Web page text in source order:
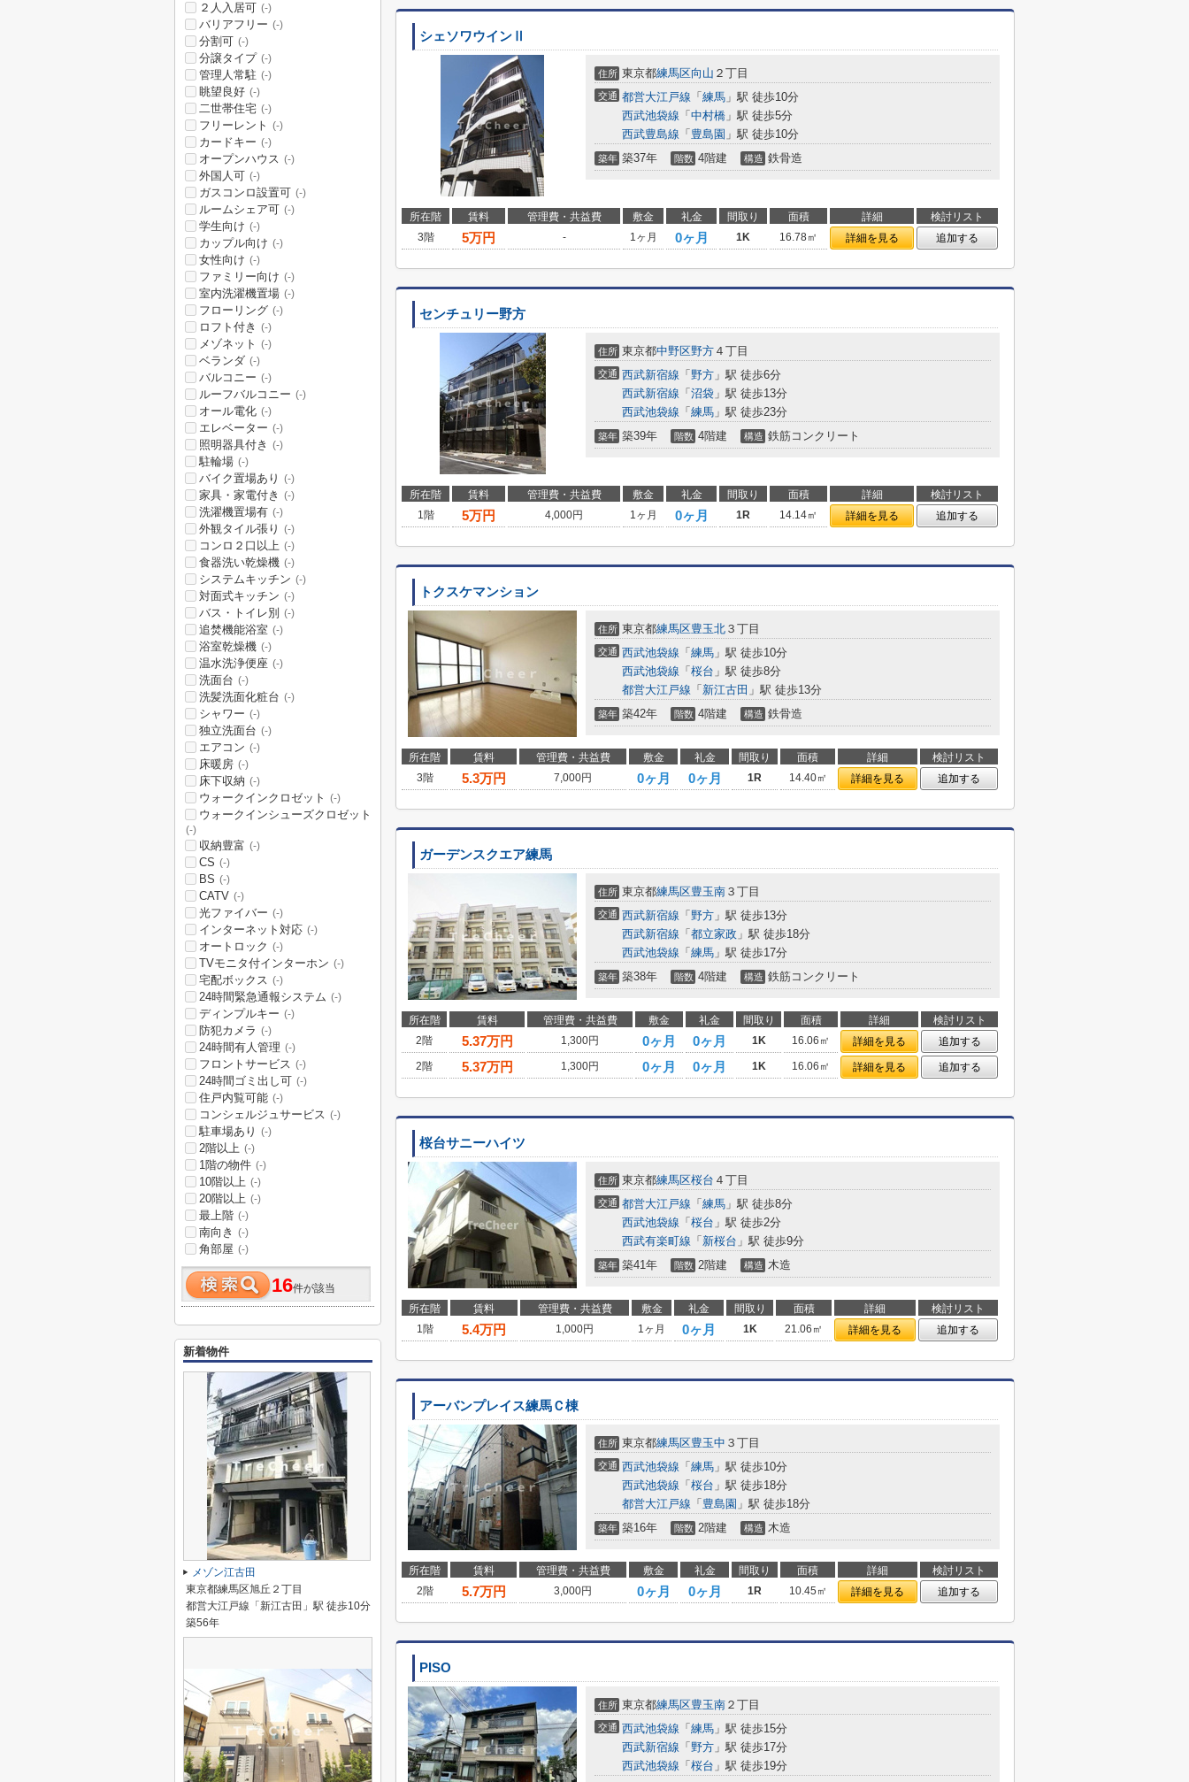
シェソワウインⅡ
住所 東京都練馬区向山 ２丁目
交通 都営大江戸線 「 練馬 」駅 徒歩10分
西武池袋線 「 中村橋 」駅 徒歩5分
西武豊島線 「 豊島園 」駅 徒歩10分
築年 築37年 階数 4階建 構造 鉄骨造
所在階 賃料 管理費・共益費 敷金 礼金 間取り 面積 詳細
検討リスト
3階
5万円 - 1ヶ月 0ヶ月 1K 16.78㎡ 詳細を見る 追加する
センチュリー野方
住所 東京都中野区野方 ４丁目
交通 西武新宿線 「 野方 」駅 徒歩6分
西武新宿線 「 沼袋 」駅 徒歩13分
西武池袋線 「 練馬 」駅 徒歩23分
築年 築39年 階数 4階建 構造 鉄筋コンクリート
所在階 賃料 管理費・共益費 敷金 礼金 間取り 面積 詳細
検討リスト
1階
5万円 4,000円 1ヶ月 0ヶ月 1R 14.14㎡ 詳細を見る 追加する
トクスケマンション
住所 東京都練馬区豊玉北 ３丁目
交通 西武池袋線 「 練馬 」駅 徒歩10分
西武池袋線 「 桜台 」駅 徒歩8分
都営大江戸線 「 新江古田 」駅 徒歩13分
築年 築42年 階数 4階建 構造 鉄骨造
所在階 賃料 管理費・共益費 敷金 礼金 間取り 面積 詳細
検討リスト
3階
5.3万円 7,000円 0ヶ月 0ヶ月 1R 14.40㎡ 詳細を見る 追加する
ガーデンスクエア練馬
住所 東京都練馬区豊玉南 ３丁目
交通 西武新宿線 「 野方 」駅 徒歩13分
西武新宿線 「 都立家政 」駅 徒歩18分
西武池袋線 「 練馬 」駅 徒歩17分
築年 築38年 階数 4階建 構造 鉄筋コンクリート
所在階 賃料 管理費・共益費 敷金 礼金 間取り 面積 詳細
検討リスト
2階
5.37万円 1,300円 0ヶ月 0ヶ月 1K 16.06㎡ 詳細を見る
追加する
2階
5.37万円 1,300円 0ヶ月 0ヶ月 1K 16.06㎡ 詳細を見る 追加する
桜台サニーハイツ
住所 東京都練馬区桜台 ４丁目
交通 都営大江戸線 「 練馬 」駅 徒歩8分
西武池袋線 「 桜台 」駅 徒歩2分
西武有楽町線 「 新桜台 」駅 徒歩9分
築年 築41年 階数 2階建 構造 木造
所在階 賃料 管理費・共益費 敷金 礼金 間取り 面積 詳細
検討リスト
1階
5.4万円 1,000円 1ヶ月 0ヶ月 1K 21.06㎡ 詳細を見る 追加する
アーバンプレイス練馬Ｃ棟
住所 東京都練馬区豊玉中 ３丁目
交通 西武池袋線 「 練馬 」駅 徒歩10分
西武池袋線 「 桜台 」駅 徒歩18分
都営大江戸線 「 豊島園 」駅 徒歩18分
築年 築16年 階数 2階建 構造 木造
所在階 賃料 管理費・共益費 敷金 礼金 間取り 面積 詳細
検討リスト
2階
5.7万円 3,000円 0ヶ月 0ヶ月 1R 10.45㎡ 詳細を見る 追加する
PISO
住所 東京都練馬区豊玉南 ２丁目
交通 西武池袋線 「 練馬 」駅 徒歩15分
西武新宿線 「 野方 」駅 徒歩17分
西武池袋線 「 桜台 」駅 徒歩19分
２人入居可 (-)
バリアフリー (-)
分割可 (-)
分譲タイプ (-)
管理人常駐 (-)
眺望良好 (-)
二世帯住宅 (-)
フリーレント (-)
カードキー (-)
オープンハウス (-)
外国人可 (-)
ガスコンロ設置可 (-)
ルームシェア可 (-)
学生向け (-)
カップル向け (-)
女性向け (-)
ファミリー向け (-)
室内洗濯機置場 (-)
フローリング (-)
ロフト付き (-)
メゾネット (-)
ベランダ (-)
バルコニー (-)
ルーフバルコニー (-)
オール電化 (-)
エレベーター (-)
照明器具付き (-)
駐輪場 (-)
バイク置場あり (-)
家具・家電付き (-)
洗濯機置場有 (-)
外観タイル張り (-)
コンロ２口以上 (-)
食器洗い乾燥機 (-)
システムキッチン (-)
対面式キッチン (-)
バス・トイレ別 (-)
追焚機能浴室 (-)
浴室乾燥機 (-)
温水洗浄便座 (-)
洗面台 (-)
洗髪洗面化粧台 (-)
シャワー (-)
独立洗面台 (-)
エアコン (-)
床暖房 (-)
床下収納 (-)
ウォークインクロゼット (-)
ウォークインシューズクロゼット
(-)
収納豊富 (-)
CS (-)
BS (-)
CATV (-)
光ファイバー (-)
インターネット対応 (-)
オートロック (-)
TVモニタ付インターホン (-)
宅配ボックス (-)
24時間緊急通報システム (-)
ディンプルキー (-)
防犯カメラ (-)
24時間有人管理 (-)
フロントサービス (-)
24時間ゴミ出し可 (-)
住戸内覧可能 (-)
コンシェルジュサービス (-)
駐車場あり (-)
2階以上 (-)
1階の物件 (-)
10階以上 (-)
20階以上 (-)
最上階 (-)
南向き (-)
角部屋 (-)
16件が該当
新着物件
メゾン江古田
東京都練馬区旭丘２丁目
都営大江戸線「新江古田」駅 徒歩10分
築56年